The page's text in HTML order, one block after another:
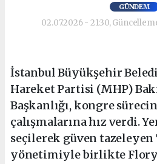
GÜNDEM
02.07.2026 - 21:30,
İstanbul Büyükşehir
Hareket Partisi (MHP)
Başkanlığı, kongre
çalışmalarına hız verdi.
seçilerek güven
yönetimiyle birlikte